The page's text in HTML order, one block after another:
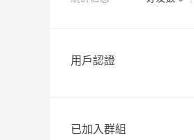
用戶認證
已加入群組